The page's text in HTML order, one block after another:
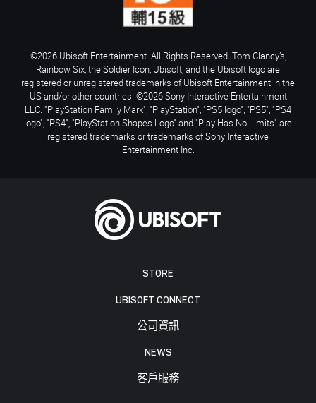
STORE
UBISOFT CONNECT
公司資訊
NEWS
客戶服務
©2026 Ubisoft Entertainment. All Rights Reserved. Tom Clancy’s,
Rainbow Six, the Soldier Icon, Ubisoft, and the Ubisoft logo are
registered or unregistered trademarks of Ubisoft Entertainment in the
US and/or other countries. ©2026 Sony Interactive Entertainment
LLC. "PlayStation Family Mark", "PlayStation", "PS5 logo", "PS5", "PS4
logo", "PS4", "PlayStation Shapes Logo" and "Play Has No Limits" are
registered trademarks or trademarks of Sony Interactive
Entertainment Inc.